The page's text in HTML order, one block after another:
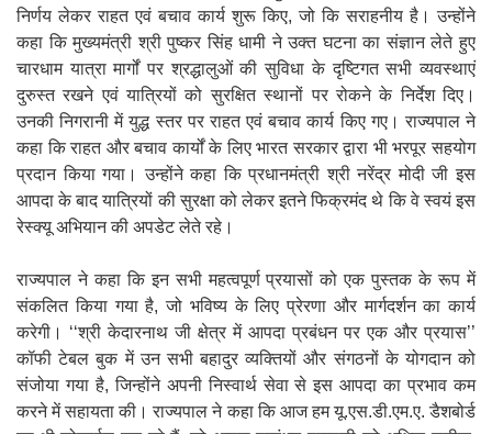
निर्णय लेकर राहत एवं बचाव कार्य शुरू किए, जो कि सराहनीय है। उन्होंने
कहा कि मुख्यमंत्री श्री पुष्कर सिंह धामी ने उक्त घटना का संज्ञान लेते हुए
चारधाम यात्रा मार्गों पर श्रद्धालुओं की सुविधा के दृष्टिगत सभी व्यवस्थाएं
दुरुस्त रखने एवं यात्रियों को सुरक्षित स्थानों पर रोकने के निर्देश दिए।
उनकी निगरानी में युद्ध स्तर पर राहत एवं बचाव कार्य किए गए। राज्यपाल ने
कहा कि राहत और बचाव कार्यों के लिए भारत सरकार द्वारा भी भरपूर सहयोग
प्रदान किया गया। उन्होंने कहा कि प्रधानमंत्री श्री नरेंद्र मोदी जी इस
आपदा के बाद यात्रियों की सुरक्षा को लेकर इतने फिक्रमंद थे कि वे स्वयं इस
रेस्क्यू अभियान की अपडेट लेते रहे।
राज्यपाल ने कहा कि इन सभी महत्वपूर्ण प्रयासों को एक पुस्तक के रूप में
संकलित किया गया है, जो भविष्य के लिए प्रेरणा और मार्गदर्शन का कार्य
करेगी। ‘‘श्री केदारनाथ जी क्षेत्र में आपदा प्रबंधन पर एक और प्रयास’’
कॉफी टेबल बुक में उन सभी बहादुर व्यक्तियों और संगठनों के योगदान को
संजोया गया है, जिन्होंने अपनी निस्वार्थ सेवा से इस आपदा का प्रभाव कम
करने में सहायता की। राज्यपाल ने कहा कि आज हम यू.एस.डी.एम.ए. डैशबोर्ड